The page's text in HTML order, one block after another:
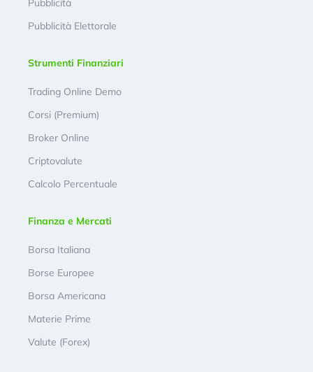
Pubblicità
Pubblicità Elettorale
Strumenti Finanziari
Trading Online Demo
Corsi (Premium)
Broker Online
Criptovalute
Calcolo Percentuale
Finanza e Mercati
Borsa Italiana
Borse Europee
Borsa Americana
Materie Prime
Valute (Forex)